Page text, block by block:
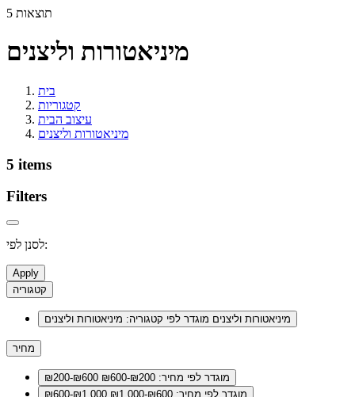
5 תוצאות
מיניאטורות וליצנים
בית
קטגוריות
עיצוב הבית
מיניאטורות וליצנים
5 items
Filters
לסנן לפי:
Apply
קטגוריה
מיניאטורות וליצנים מוגדר לפי קטגוריה: מיניאטורות וליצנים
מחיר
₪200-₪600
מוגדר לפי מחיר: ₪200-₪600
₪600-₪1,000
מוגדר לפי מחיר: ₪600-₪1,000